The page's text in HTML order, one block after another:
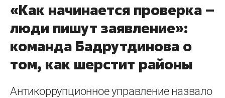
«Как начинается проверка –
люди пишут заявление»:
команда Бадрутдинова о
том, как шерстит районы
Антикоррупционное управление назвало